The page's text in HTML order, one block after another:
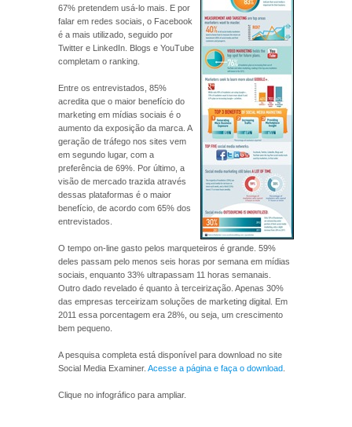
67% pretendem usá-lo mais. E por
falar em redes sociais, o Facebook
é a mais utilizado, seguido por
Twitter e LinkedIn. Blogs e YouTube
completam o ranking.
Entre os entrevistados, 85%
acredita que o maior benefício do
marketing em mídias sociais é o
aumento da exposição da marca. A
geração de tráfego nos sites vem
em segundo lugar, com a
preferência de 69%. Por último, a
visão de mercado trazida através
dessas plataformas é o maior
benefício, de acordo com 65% dos
entrevistados.
O tempo on-line gasto pelos marqueteiros é grande. 59%
deles passam pelo menos seis horas por semana em mídias
sociais, enquanto 33% ultrapassam 11 horas semanais.
Outro dado revelado é quanto à terceirização. Apenas 30%
das empresas terceirizam soluções de marketing digital. Em
2011 essa porcentagem era 28%, ou seja, um crescimento
bem pequeno.
A pesquisa completa está disponível para download no site
Social Media Examiner. Acesse a página e faça o download
Clique no infográfico para ampliar.